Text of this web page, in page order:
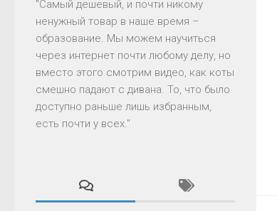
"Самый дешевый, и почти никому
ненужный товар в наше время –
образование. Мы можем научиться
через интернет почти любому делу, но
вместо этого смотрим видео, как коты
смешно падают с дивана. То, что было
доступно раньше лишь избранным,
есть почти у всех."